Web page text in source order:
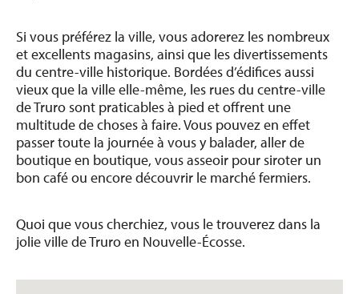
Si vous préférez la ville, vous adorerez les nombreux
et excellents magasins, ainsi que les divertissements
du centre-ville historique. Bordées d’édifices aussi
vieux que la ville elle-même, les rues du centre-ville
de Truro sont praticables à pied et offrent une
multitude de choses à faire. Vous pouvez en effet
passer toute la journée à vous y balader, aller de
boutique en boutique, vous asseoir pour siroter un
bon café ou encore découvrir le marché fermiers.
Quoi que vous cherchiez, vous le trouverez dans la
jolie ville de Truro en Nouvelle-Écosse.
A
B